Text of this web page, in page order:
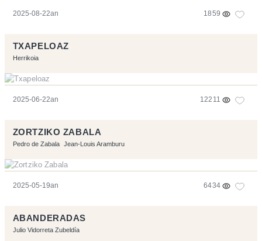
2025-08-22an 1859
TXAPELOAZ
Herrikoia
2025-06-22an 12211
ZORTZIKO ZABALA
Pedro de Zabala Jean-Louis Aramburu
2025-05-19an 6434
ABANDERADAS
Julio Vidorreta Zubeldía